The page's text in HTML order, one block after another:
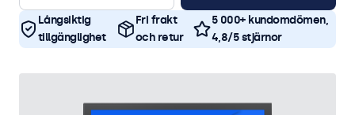
Långsiktig
tillgänglighet
Fri frakt
och retur
5 000+ kundomdömen,
4,8/5 stjärnor